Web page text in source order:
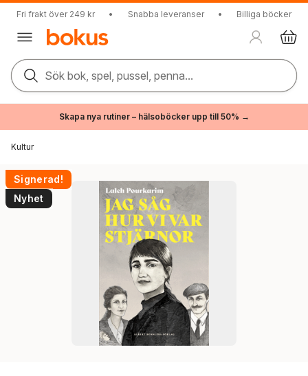
Fri frakt över 249 kr • Snabba leveranser • Billiga böcker
Sök bok, spel, pussel, penna...
Skapa nya rutiner – hälsoböcker upp till 50% →
Kultur
Signerad!
Nyhet